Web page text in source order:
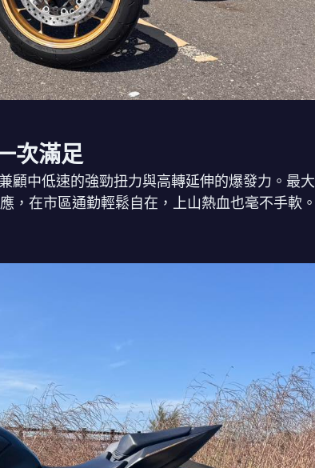
次滿足
中低速的強勁扭力與高轉延伸的爆發力。最大
，在市區通勤輕鬆自在，上山熱血也毫不手軟。